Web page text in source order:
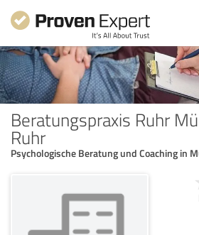
Beratungspraxis Ruhr
Ruhr
Psychologische Beratung und Coaching in